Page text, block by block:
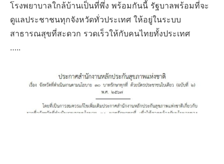
โรงพยาบาลใกล้บ้านเป็นที่พึ่ง พร้อมกันนี้ รัฐบาลพร้อมที่จะ
ดูแลประชาชนทุกจังหวัดทั่วประเทศ ให้อยู่ในระบบ
สาธารณสุขที่สะดวก รวดเร็วให้กับคนไทยทั้งประเทศ
…..